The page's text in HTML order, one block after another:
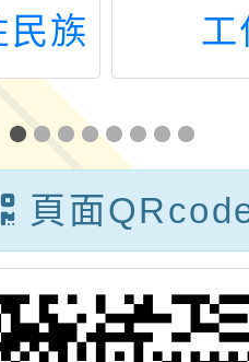
民族
輔導
習
工
頁面